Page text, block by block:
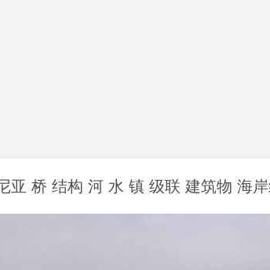
亚 桥 结构 河 水 镇 级联 建筑物 海